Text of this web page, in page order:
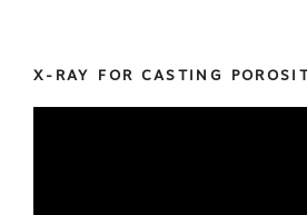
X-RAY FOR CASTING